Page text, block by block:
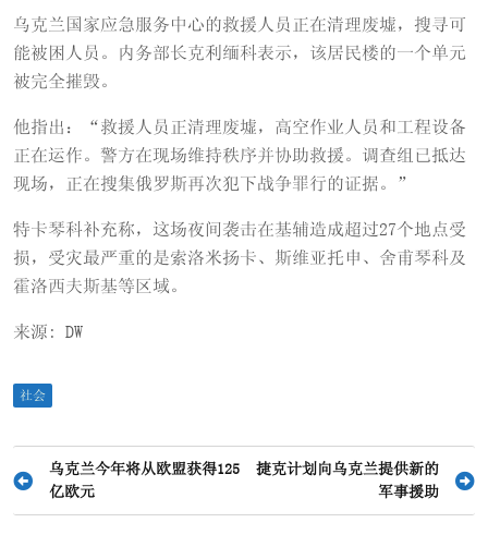
乌克兰国家应急服务中心的救援人员正在清理废墟，搜寻可
能被困人员。内务部长克利缅科表示，该居民楼的一个单元
被完全摧毁。
他指出：“救援人员正清理废墟，高空作业人员和工程设备
正在运作。警方在现场维持秩序并协助救援。调查组已抵达
现场，正在搜集俄罗斯再次犯下战争罪行的证据。”
特卡琴科补充称，这场夜间袭击在基辅造成超过27个地点受
损，受灾最严重的是索洛米扬卡、斯维亚托申、舍甫琴科及
霍洛西夫斯基等区域。
来源: DW
社会
文
乌克兰今年将从欧盟获得125
亿欧元
捷克计划向乌克兰提供新的
军事援助